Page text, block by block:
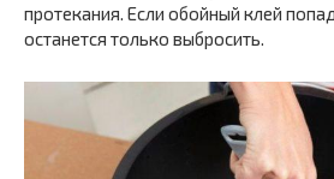
протекания. Если обойный клей
останется только выбросить.